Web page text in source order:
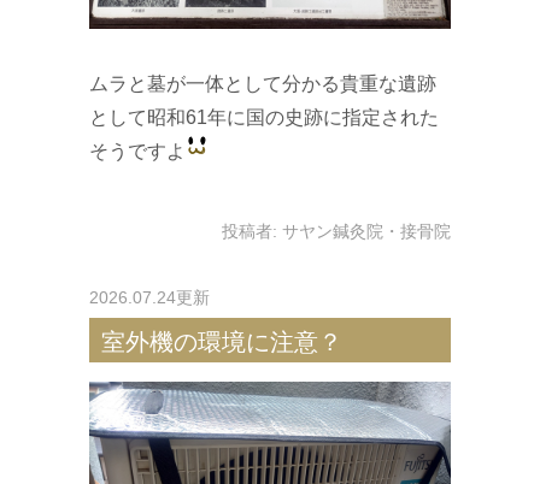
ムラと墓が一体として分かる貴重な遺跡
として昭和61年に国の史跡に指定された
そうですよ
投稿者: サヤン鍼灸院・接骨院
2026.07.24更新
室外機の環境に注意？